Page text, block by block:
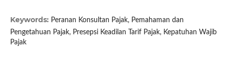
Keywords: Peranan Konsultan Pajak, Pemahaman dan
Pengetahuan Pajak, Presepsi Keadilan Tarif Pajak, Kepatuhan Wajib
Pajak